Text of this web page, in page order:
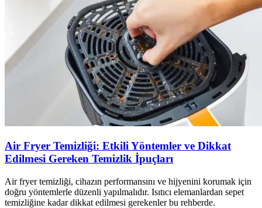
Air Fryer Temizliği: Etkili Yöntemler ve Dikkat
Edilmesi Gereken Temizlik İpuçları
Air fryer temizliği, cihazın performansını ve hijyenini korumak için
doğru yöntemlerle düzenli yapılmalıdır. Isıtıcı elemanlardan sepet
temizliğine kadar dikkat edilmesi gerekenler bu rehberde.